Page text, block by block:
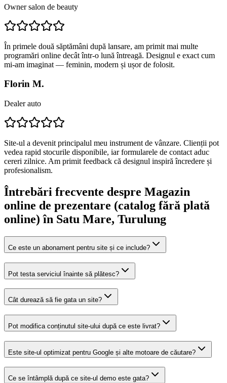
Owner salon de beauty
În primele două săptămâni după lansare, am primit mai multe
programări online decât într-o lună întreagă. Designul e exact cum
mi-am imaginat — feminin, modern și ușor de folosit.
Florin M.
Dealer auto
Site-ul a devenit principalul meu instrument de vânzare. Clienții pot
vedea rapid stocurile disponibile, iar formularele de contact aduc
cereri zilnice. Am primit feedback că designul inspiră încredere și
profesionalism.
Întrebări frecvente despre Magazin
online de prezentare (catalog fără plată
online) în Satu Mare, Turulung
Ce este un abonament pentru site și ce include?
Pot testa serviciul înainte să plătesc?
Cât durează să fie gata un site?
Pot modifica conținutul site-ului după ce este livrat?
Este site-ul optimizat pentru Google și alte motoare de căutare?
Ce se întâmplă după ce site-ul demo este gata?